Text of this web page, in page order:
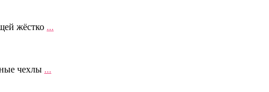
жёстко ...
чехлы ...